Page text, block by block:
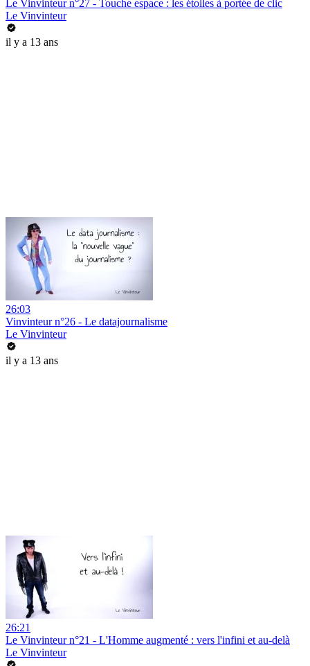
Le Vinvinteur n°27 - Touche espace : les étoiles à portée de clic
Le Vinvinteur
il y a 13 ans
26:03
Vinvinteur n°26 - Le datajournalisme
Le Vinvinteur
il y a 13 ans
26:21
Le Vinvinteur n°21 - L'Homme augmenté : vers l'infini et au-delà
Le Vinvinteur